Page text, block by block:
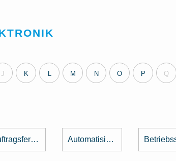
J K M N O P Q
Auftragsfertigung Automatisierung